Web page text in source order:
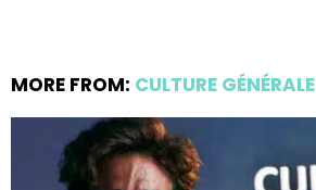
MORE FROM: CULTURE GÉNÉRALE